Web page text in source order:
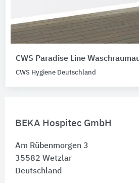
BEKA Hospitec GmbH
Am Rübenmorgen 3
35582 Wetzlar
Deutschland
CWS Paradise Line
CWS Hygiene Deutschland